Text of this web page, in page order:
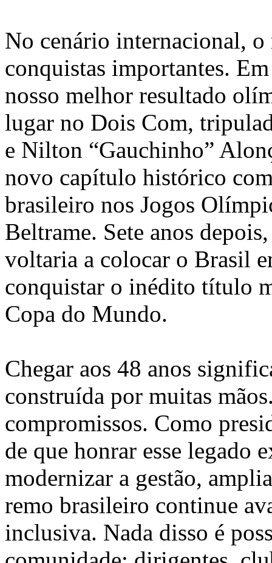
No cenário internacional,
conquistas importantes.
nosso melhor resultado
lugar no Dois Com,
e Nilton “Gauchinho”
novo capítulo histórico
brasileiro nos Jogos
Beltrame. Sete anos
voltaria a colocar o Brasil
conquistar o inédito título
Copa do Mundo.
Chegar aos 48 anos
construída por muitas
compromissos. Como
de que honrar esse legado
modernizar a gestão,
remo brasileiro continue
inclusiva. Nada disso é